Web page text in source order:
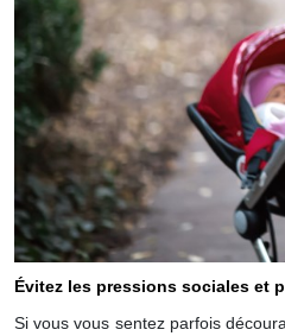
Évitez les pressions sociales et
Si vous vous sentez parfois